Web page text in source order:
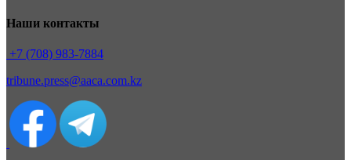
Наши контакты
+7 (708) 983-7884
tribune.press@aaca.com.kz